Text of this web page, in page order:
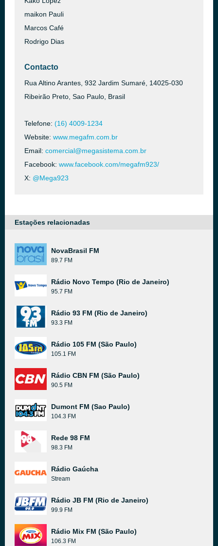
maikon Pauli
Marcos Café
Rodrigo Dias
Contacto
Rua Altino Arantes, 932 Jardim Sumaré, 14025-030
Ribeirão Preto, Sao Paulo, Brasil
Telefone: (16) 4009-1234
Website: www.megafm.com.br
Email: comercial@megasistema.com.br
Facebook: www.facebook.com/megafm923/
X: @Mega923
Estações relacionadas
NovaBrasil FM
89.7 FM
Rádio Novo Tempo (Rio de Janeiro)
95.7 FM
Rádio 93 FM (Rio de Janeiro)
93.3 FM
Rádio 105 FM (São Paulo)
105.1 FM
Rádio CBN FM (São Paulo)
90.5 FM
Dumont FM (Sao Paulo)
104.3 FM
Rede 98 FM
98.3 FM
Rádio Gaúcha
Stream
Rádio JB FM (Rio de Janeiro)
99.9 FM
Rádio Mix FM (São Paulo)
106.3 FM